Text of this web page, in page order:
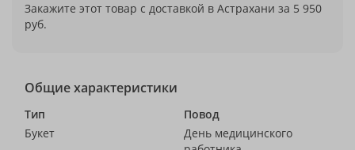
Закажите этот товар с доставкой в Астрахани за 5 950
руб.
Общие характеристики
Тип
Букет
Повод
День медицинского